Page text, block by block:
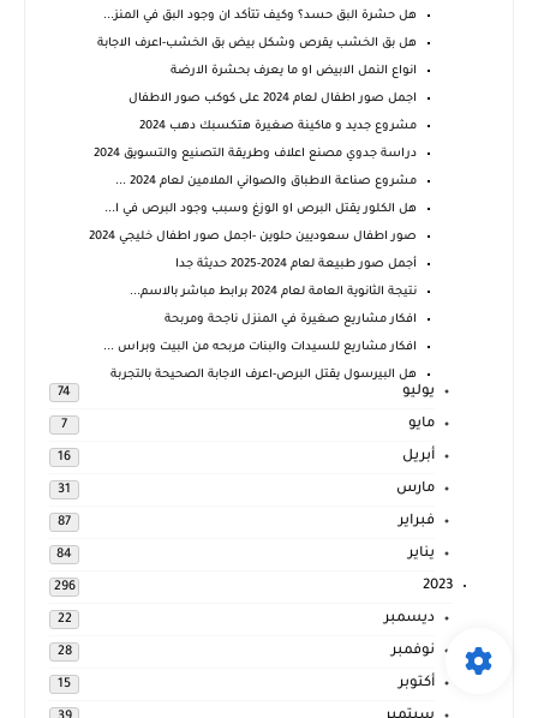
هل حشرة البق حسد؟ وكيف تتأكد ان وجود البق في المنز...
هل بق الخشب يقرص وشكل بيض بق الخشب-اعرف الاجابة
انواع النمل الابيض او ما يعرف بحشرة الارضة
اجمل صور اطفال لعام 2024 على كوكب صور الاطفال
مشروع جديد و ماكينة صغيرة هتكسبك دهب 2024
دراسة جدوي مصنع اعلاف وطريقة التصنيع والتسويق 2024
مشروع صناعة الاطباق والصواني الملامين لعام 2024 ...
هل الكلور يقتل البرص او الوزغ وسبب وجود البرص في ا...
صور اطفال سعوديين حلوين -اجمل صور اطفال خليجي 2024
أجمل صور طبيعة لعام 2024-2025 حديثة جدا
نتيجة الثانوية العامة لعام 2024 برابط مباشر بالاسم...
افكار مشاريع صغيرة في المنزل ناجحة ومربحة
افكار مشاريع للسيدات والبنات مربحه من البيت وبراس ...
هل البيرسول يقتل البرص-اعرف الاجابة الصحيحة بالتجربة
يوليو 74
مايو 7
أبريل 16
مارس 31
فبراير 87
يناير 84
2023
296
ديسمبر 22
نوفمبر 28
أكتوبر 15